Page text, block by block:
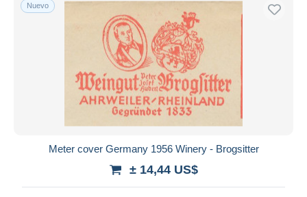
Nuevo
Meter cover Germany 1956 Winery - Brogsitter
± 14,44 US$